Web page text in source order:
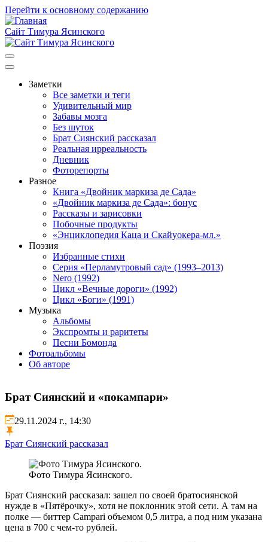
Перейти к основному содержанию
Сайт Тимура Ясинского
Основная
навигация
Заметки
Все заметки и теги
Удивительный мир
Забавы мозга
Без шуток
Брат Сиянский рассказал
Реальная ирреальность
Дневник
Фоторепорты
Разное
Книга «Двойник маркиза де Сада»
«Двойник маркиза де Сада»: бонус
Рассказы и зарисовки
Побочные продукты
«Энциклопедия Каца и Скайуокера-мл.»
Поэзия
Избранные стихи
Серия «Перламутровый сад» (1993–2013)
Nero (1992)
Цикл «Вечные дороги» (1992)
Цикл «Боги» (1991)
Музыка
Альбомы
Экспромты и раритеты
Песни Бомонда
Фотоальбомы
Об авторе
Брат Сиянский и «покампари»
29.11.2024 г., 14:30
Брат Сиянский рассказал
Фото Тимура Ясинского.
Брат Сиянский рассказал: зашел по своей братосиянской
нужде в «Пятёрочку», хотя не поклонник этой сети. А там на
полке — биттер Campari объемом 0,5 литра, а под ним указана
цена в 700 с чем-то рублей.